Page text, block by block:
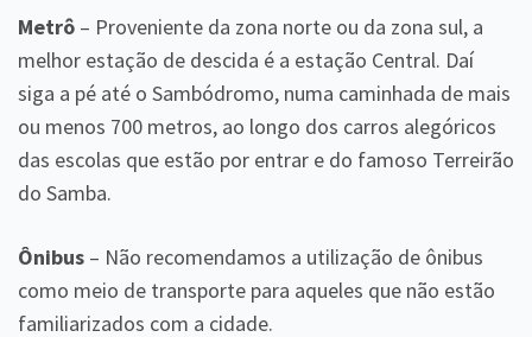
Metrô – Proveniente da zona norte ou da zona sul, a
melhor estação de descida é a estação Central. Daí
siga a pé até o Sambódromo, numa caminhada de mais
ou menos 700 metros, ao longo dos carros alegóricos
das escolas que estão por entrar e do famoso Terreirão
do Samba.
Ônibus – Não recomendamos a utilização de ônibus
como meio de transporte para aqueles que não estão
familiarizados com a cidade.